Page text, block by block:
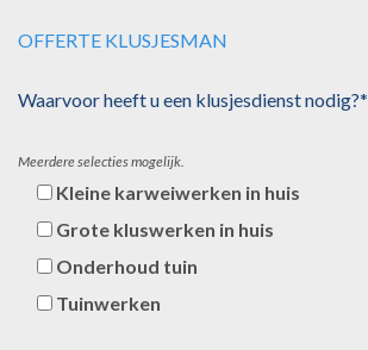
OFFERTE KLUSJESMAN
Waarvoor heeft u een klusjesdienst nodig?*
Meerdere selecties mogelijk.
Kleine karweiwerken in huis
Grote kluswerken in huis
Onderhoud tuin
Tuinwerken